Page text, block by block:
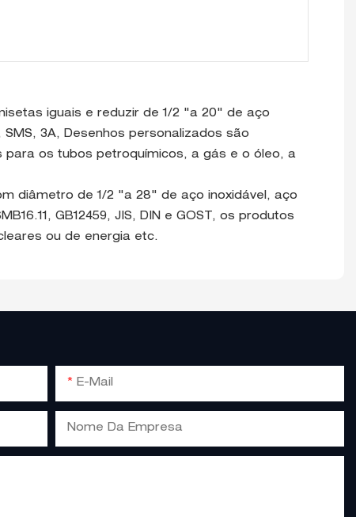
iguais e reduzir de 1/2 "a 20" de aço
3A, Desenhos personalizados são
para os tubos petroquímicos, a gás e o óleo, a
diâmetro de 1/2 "a 28" de aço inoxidável, aço
GB12459, JIS, DIN e GOST, os produtos
ou de energia etc.
E-Mail
Nome Da Empresa